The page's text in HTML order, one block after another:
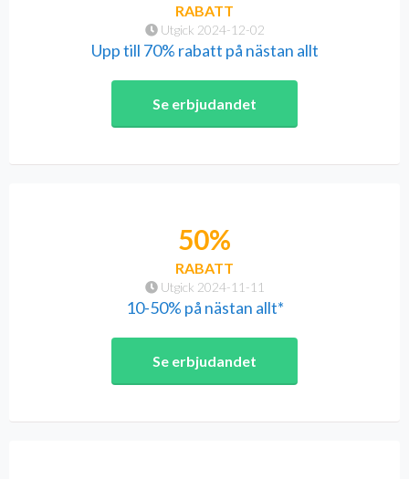
Utgick 2024-12-02
RABATT
Upp till 70% rabatt på nästan allt
Se erbjudandet
Utgick 2024-11-11
50%
RABATT
10-50% på nästan allt*
Se erbjudandet